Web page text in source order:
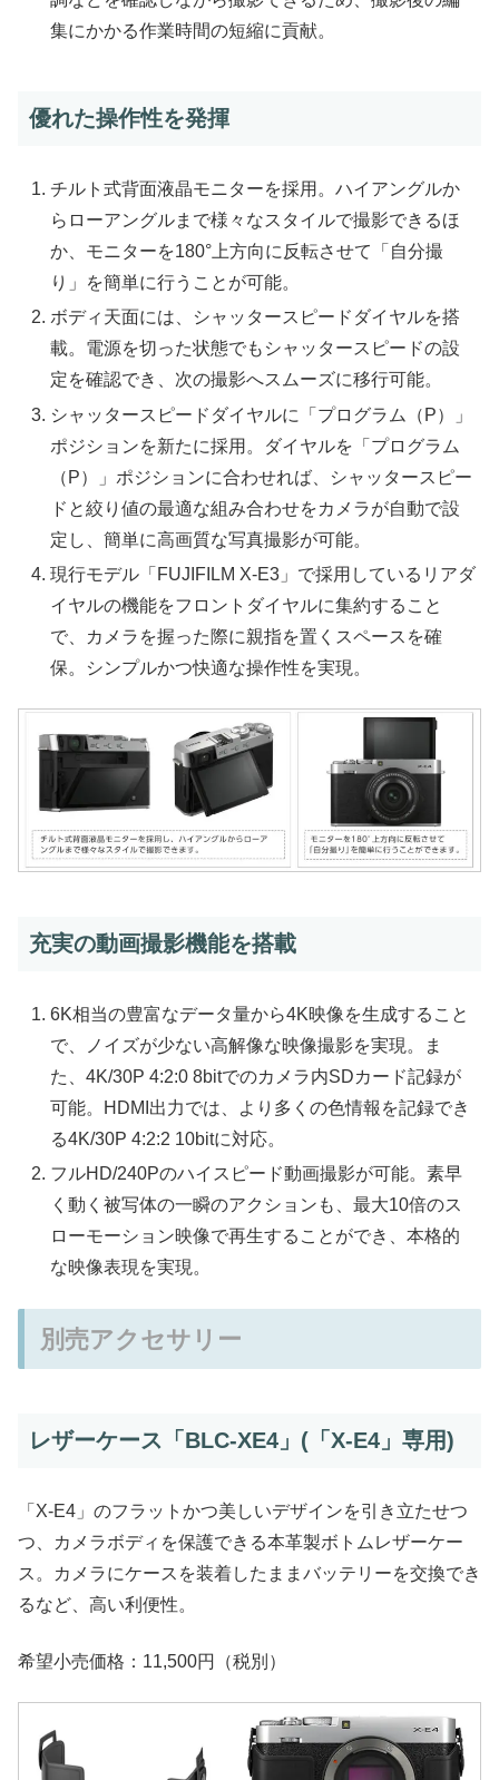
集にかかる作業時間の短縮に貢献。
優れた操作性を発揮
チルト式背面液晶モニターを採用。ハイアングルか
らローアングルまで様々なスタイルで撮影できるほ
か、モニターを180°上方向に反転させて「自分撮
り」を簡単に行うことが可能。
ボディ天面には、シャッタースピードダイヤルを搭
載。電源を切った状態でもシャッタースピードの設
定を確認でき、次の撮影へスムーズに移行可能。
シャッタースピードダイヤルに「プログラム（P）」
ポジションを新たに採用。ダイヤルを「プログラム
（P）」ポジションに合わせれば、シャッタースピー
ドと絞り値の最適な組み合わせをカメラが自動で設
定し、簡単に高画質な写真撮影が可能。
現行モデル「FUJIFILM X-E3」で採用しているリアダ
イヤルの機能をフロントダイヤルに集約すること
で、カメラを握った際に親指を置くスペースを確
保。シンプルかつ快適な操作性を実現。
充実の動画撮影機能を搭載
6K相当の豊富なデータ量から4K映像を生成すること
で、ノイズが少ない高解像な映像撮影を実現。ま
た、4K/30P 4:2:0 8bitでのカメラ内SDカード記録が
可能。HDMI出力では、より多くの色情報を記録でき
る4K/30P 4:2:2 10bitに対応。
フルHD/240Pのハイスピード動画撮影が可能。素早
く動く被写体の一瞬のアクションも、最大10倍のス
ローモーション映像で再生することができ、本格的
な映像表現を実現。
別売アクセサリー
レザーケース「BLC-XE4」(「X-E4」専用)
「X-E4」のフラットかつ美しいデザインを引き立たせつ
つ、カメラボディを保護できる本革製ボトムレザーケー
ス。カメラにケースを装着したままバッテリーを交換でき
るなど、高い利便性。
希望小売価格：11,500円（税別）